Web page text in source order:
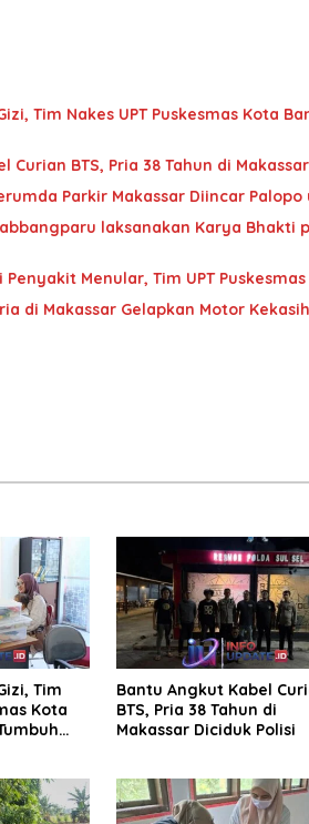
Tim Nakes UPT Puskesmas Kota
Curian BTS, Pria 38 Tahun di
Parkir Makassar Diincar
laksanakan Karya Bhakti
Menular, Tim UPT
di Makassar Gelapkan Motor
Tim
Kota
Bantu Angkut Kabel
BTS, Pria 38 Tahun di
Makassar Diciduk Polisi